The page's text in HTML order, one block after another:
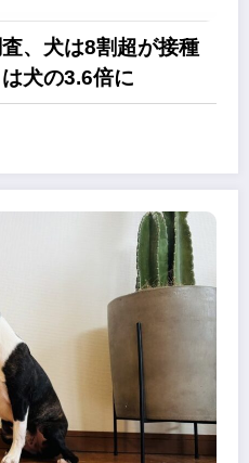
、犬は8割超が接種
犬の3.6倍に